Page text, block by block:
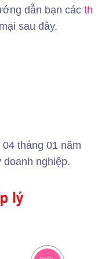
dẫn bạn các th
sau đây.
tháng 01 năm
doanh nghiệp.